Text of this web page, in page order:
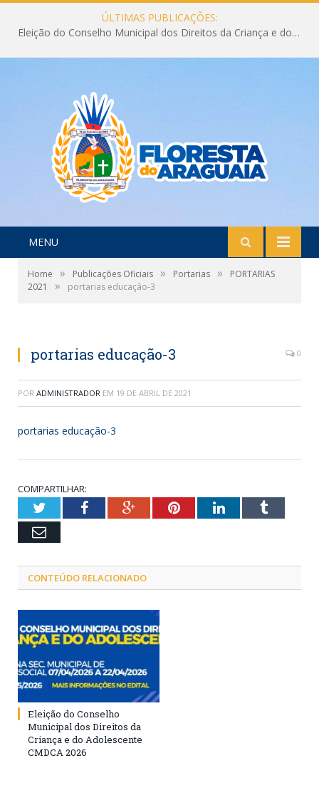
ÚLTIMAS PUBLICAÇÕES:
Eleição do Conselho Municipal dos Direitos da Criança e do Adolescente CMDCA 2026
MENU
Home » Publicações Oficiais » Portarias »
PORTARIAS
2021
» portarias educação-3
portarias educação-3 0
POR ADMINISTRADOR EM 19 DE ABRIL DE 2021
portarias educação-3
COMPARTILHAR:
TwitterFacebookGoogle+PinterestLinkedInTumblr
Email
CONTEÚDO RELACIONADO
Eleição do Conselho
Municipal dos Direitos da
Criança e do Adolescente
CMDCA 2026